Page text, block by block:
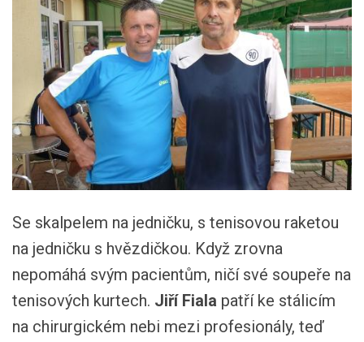
Se skalpelem na jedničku, s tenisovou raketou
na jedničku s hvězdičkou. Když zrovna
nepomáhá svým pacientům, ničí své soupeře na
tenisových kurtech. Jiří Fiala patří ke stálicím
na chirurgickém nebi mezi profesionály, teď